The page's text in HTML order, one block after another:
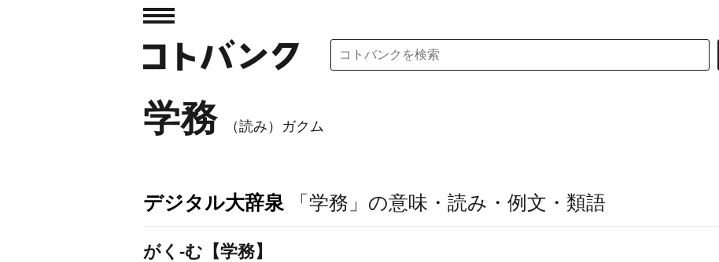
学務 （読み）ガクム
デジタル大辞泉 「学務」の意味・読み・例文・類語
がく‐む【学務】